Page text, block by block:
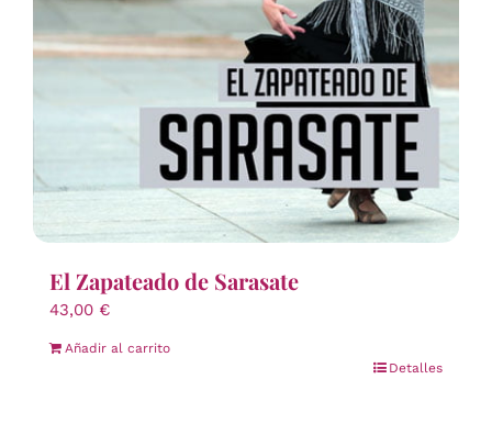
El Zapateado de Sarasate
43,00 €
Añadir al carrito
Detalles